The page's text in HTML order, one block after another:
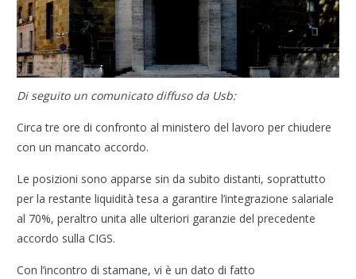
Di seguito un comunicato diffuso da Usb:
Circa tre ore di confronto al ministero del lavoro per chiudere
con un mancato accordo.
Le posizioni sono apparse sin da subito distanti, soprattutto
per la restante liquidità tesa a garantire l’integrazione salariale
al 70%, peraltro unita alle ulteriori garanzie del precedente
accordo sulla CIGS.
Con l’incontro di stamane, vi è un dato di fatto